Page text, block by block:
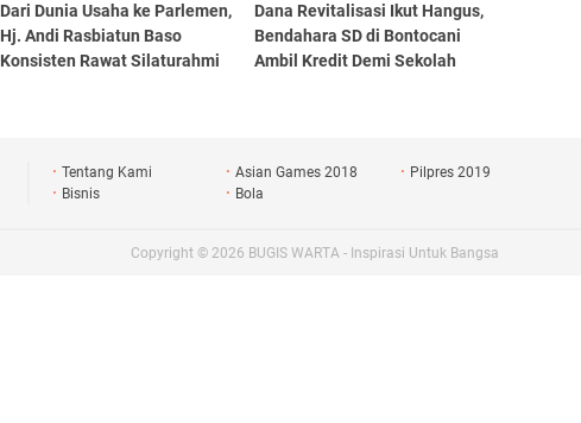
Dari Dunia Usaha ke Parlemen,
Hj. Andi Rasbiatun Baso
Konsisten Rawat Silaturahmi
Dana Revitalisasi Ikut Hangus,
Bendahara SD di Bontocani
Ambil Kredit Demi Sekolah
Tentang Kami Asian Games 2018
Pilpres 2019
Bisnis
Bola
Copyright © 2026 BUGIS WARTA - Inspirasi Untuk Bangsa